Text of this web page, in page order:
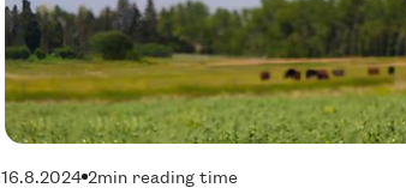
16.8.2024 2min reading time